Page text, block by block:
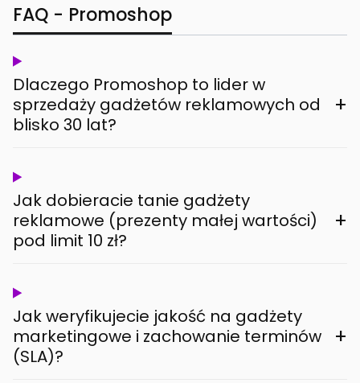
FAQ - Promoshop
Dlaczego Promoshop to lider w
sprzedaży gadżetów reklamowych od
blisko 30 lat?
+
Jak dobieracie tanie gadżety
reklamowe (prezenty małej wartości)
pod limit 10 zł?
+
Jak weryfikujecie jakość na gadżety
marketingowe i zachowanie terminów
(SLA)?
+